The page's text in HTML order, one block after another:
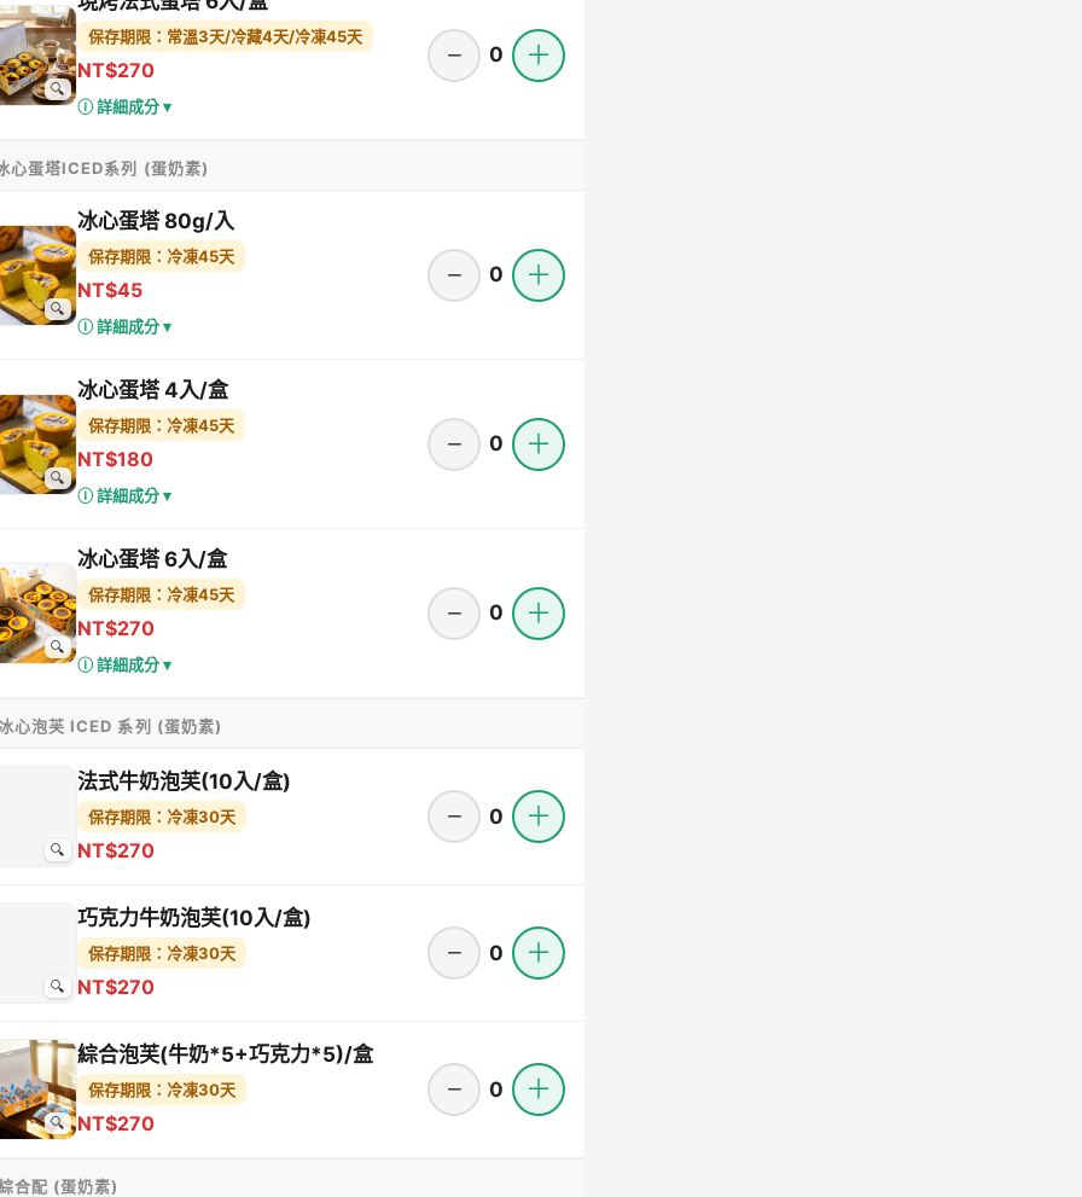
🔍
保存期限：常溫3天/冷藏4天/冷凍45天
NT$270
ⓘ 詳細成分 ▾
− 0 ＋
心蛋塔ICED系列 (蛋奶素)
🔍
冰心蛋塔 80g/入
保存期限：冷凍45天
NT$45
ⓘ 詳細成分 ▾
− 0 ＋
🔍
冰心蛋塔 4入/盒
保存期限：冷凍45天
NT$180
ⓘ 詳細成分 ▾
− 0 ＋
🔍
冰心蛋塔 6入/盒
保存期限：冷凍45天
NT$270
ⓘ 詳細成分 ▾
− 0 ＋
心泡芙 ICED 系列 (蛋奶素)
🔍
法式牛奶泡芙(10入/盒)
保存期限：冷凍30天
NT$270
− 0 ＋
🔍
巧克力牛奶泡芙(10入/盒)
保存期限：冷凍30天
NT$270
− 0 ＋
🔍
綜合泡芙(牛奶*5+巧克力*5)/盒
保存期限：冷凍30天
NT$270
− 0 ＋
合配 (蛋奶素)